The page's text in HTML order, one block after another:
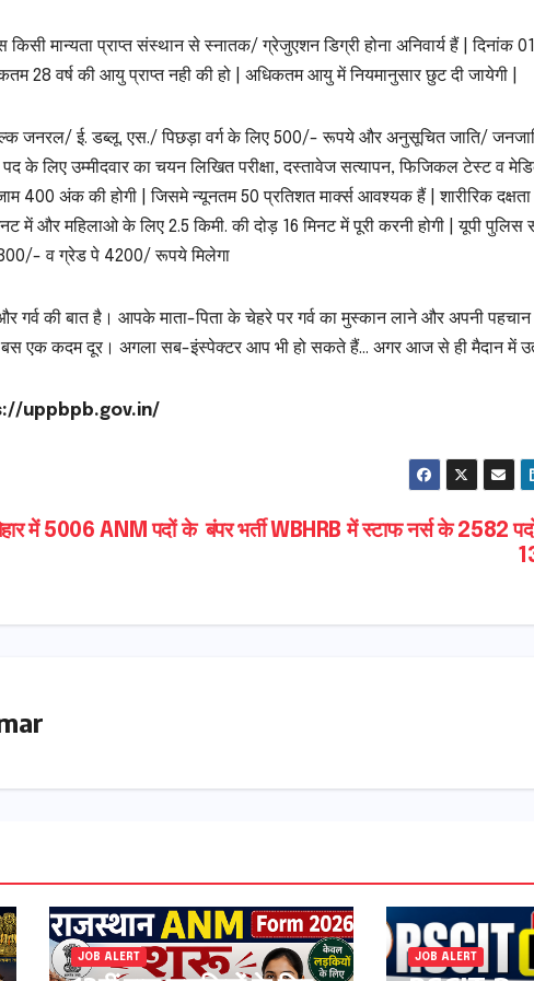
मान्यता प्राप्त संस्थान से स्नातक/ ग्रेजुएशन डिग्री होना अनिवार्य हैं | दिनांक
28 वर्ष की आयु प्राप्त नही की हो | अधिकतम आयु में नियमानुसार छुट दी जायेगी |
जनरल/ ई. डब्लू. एस./ पिछड़ा वर्ग के लिए 500/- रूपये और अनुसूचित जाति/
के लिए उम्मीदवार का चयन लिखित परीक्षा, दस्तावेज सत्यापन, फिजिकल टेस्ट व
400 अंक की होगी | जिसमे न्यूनतम 50 प्रतिशत मार्क्स आवश्यक हैं | शारीरिक दक्षता
में और महिलाओ के लिए 2.5 किमी. की दोड़ 16 मिनट में पूरी करनी होगी | यूपी
व ग्रेड पे 4200/ रूपये मिलेगा
और गर्व की बात है। आपके माता-पिता के चेहरे पर गर्व का मुस्कान लाने और अपनी
बस एक कदम दूर। अगला सब-इंस्पेक्टर आप भी हो सकते हैं… अगर आज से ही मैदान में
uppbpb.gov.in/
बंपर भर्ती WBHRB में स्टाफ नर्स के 2582
में 5006 ANM पदों के
JOB ALERT JOB ALERT